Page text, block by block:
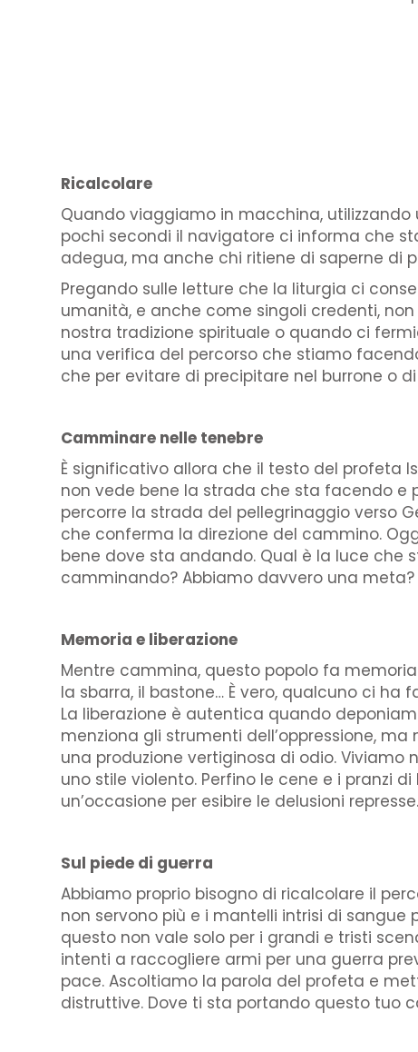
Ricalcolare
Quando viaggiamo in macchina, utilizzando
pochi secondi il navigatore ci informa che
adegua, ma anche chi ritiene di saperne di
Pregando sulle letture che la liturgia ci
umanità, e anche come singoli credenti,
nostra tradizione spirituale o quando ci
una verifica del percorso che stiamo
che per evitare di precipitare nel burrone o
Camminare nelle tenebre
È significativo allora che il testo del profeta
non vede bene la strada che sta facendo e
percorre la strada del pellegrinaggio verso
che conferma la direzione del cammino.
bene dove sta andando. Qual è la luce che
camminando? Abbiamo davvero una meta?
Memoria e liberazione
Mentre cammina, questo popolo fa
la sbarra, il bastone… È vero, qualcuno ci
La liberazione è autentica quando
menziona gli strumenti dell’oppressione,
una produzione vertiginosa di odio.
uno stile violento. Perfino le cene e i pranzi
un’occasione per esibire le delusioni represse.
Sul piede di guerra
Abbiamo proprio bisogno di ricalcolare il
non servono più e i mantelli intrisi di sangue
questo non vale solo per i grandi e tristi
intenti a raccogliere armi per una guerra
pace. Ascoltiamo la parola del profeta e
distruttive. Dove ti sta portando questo tuo